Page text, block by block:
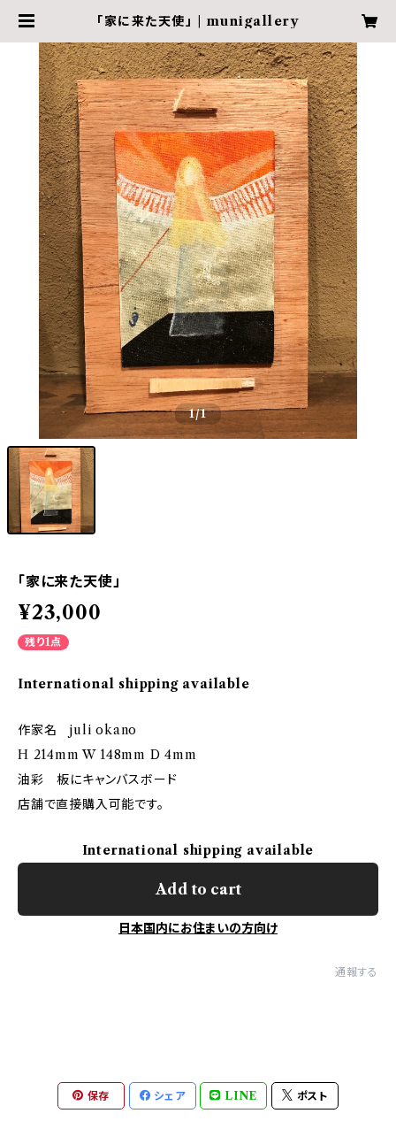
「家に来た天使」 | munigallery
1/1
「家に来た天使」
¥23,000
残り1点
International shipping available
作家名 juli okano
H 214mm W 148mm D 4mm
油彩 板にキャンバスボード
店舗で直接購入可能です。
International shipping available
Add to cart
日本国内にお住まいの方向け
通報する
保存 シェア LINE ポスト